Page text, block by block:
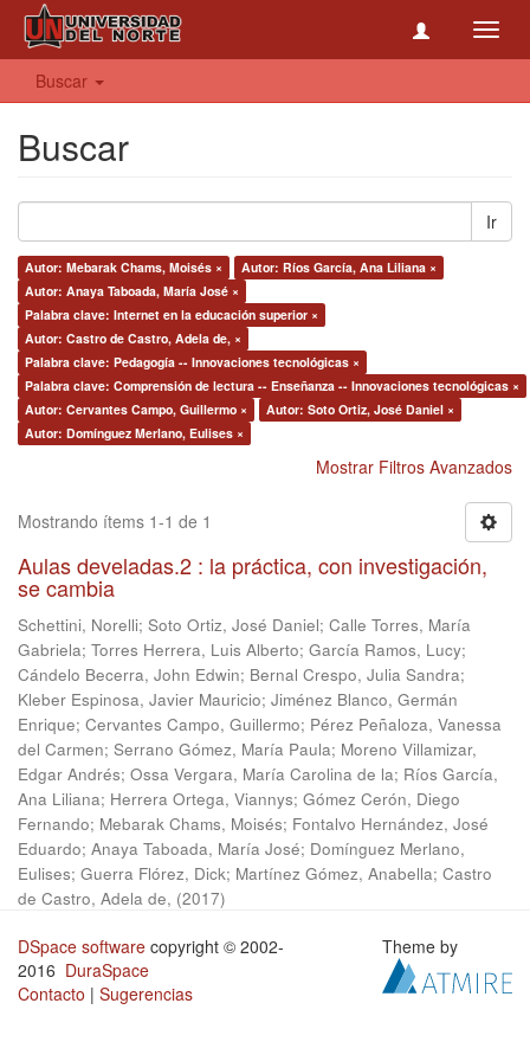
Buscar
Buscar
Ir
Autor: Mebarak Chams, Moisés ×
Autor: Ríos García, Ana Liliana ×
Autor: Anaya Taboada, María José ×
Palabra clave: Internet en la educación superior ×
Autor: Castro de Castro, Adela de, ×
Palabra clave: Pedagogía -- Innovaciones tecnológicas ×
Palabra clave: Comprensión de lectura -- Enseñanza -- Innovaciones tecnológicas ×
Autor: Cervantes Campo, Guillermo ×
Autor: Soto Ortiz, José Daniel ×
Autor: Domínguez Merlano, Eulises ×
Mostrar Filtros Avanzados
Mostrando ítems 1-1 de 1
Aulas develadas.2 : la práctica, con investigación,
se cambia
Schettini, Norelli; Soto Ortiz, José Daniel; Calle Torres, María
Gabriela; Torres Herrera, Luis Alberto; García Ramos, Lucy;
Cándelo Becerra, John Edwin; Bernal Crespo, Julia Sandra;
Kleber Espinosa, Javier Mauricio; Jiménez Blanco, Germán
Enrique; Cervantes Campo, Guillermo; Pérez Peñaloza, Vanessa
del Carmen; Serrano Gómez, María Paula; Moreno Villamizar,
Edgar Andrés; Ossa Vergara, María Carolina de la; Ríos García,
Ana Liliana; Herrera Ortega, Viannys; Gómez Cerón, Diego
Fernando; Mebarak Chams, Moisés; Fontalvo Hernández, José
Eduardo; Anaya Taboada, María José; Domínguez Merlano,
Eulises; Guerra Flórez, Dick; Martínez Gómez, Anabella; Castro
de Castro, Adela de, (2017)
DSpace software copyright © 2002-
2016 DuraSpace
Contacto | Sugerencias
Theme by